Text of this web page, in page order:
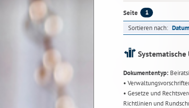
Seite 1
Sortieren nach: Datum
Systematische
Dokumententyp:
•
• Gesetze und
Richtlinien und